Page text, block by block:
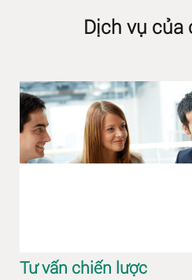
Dịch vụ của
Tư vấn chiến lược